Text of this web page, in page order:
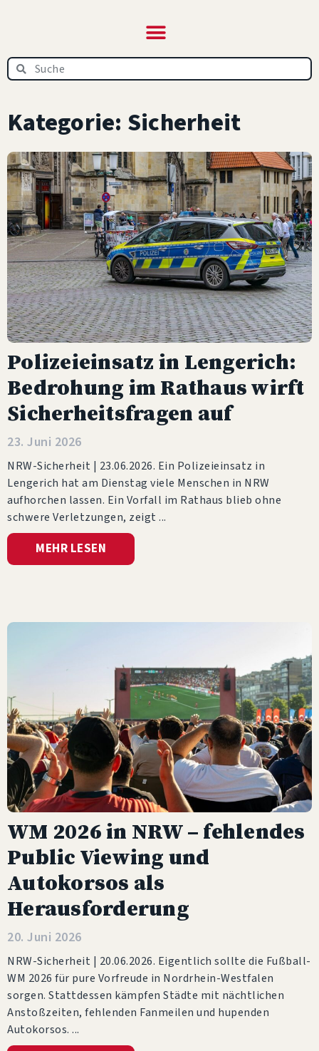
NRW‑News.de – das
Online-Magazin
Kategorie: Sicherheit
Polizeieinsatz in Lengerich:
Bedrohung im Rathaus wirft
Sicherheitsfragen auf
23. Juni 2026
NRW-Sicherheit | 23.06.2026. Ein Polizeieinsatz in
Lengerich hat am Dienstag viele Menschen in NRW
aufhorchen lassen. Ein Vorfall im Rathaus blieb ohne
schwere Verletzungen, zeigt
MEHR LESEN
WM 2026 in NRW – fehlendes
Public Viewing und
Autokorsos als
Herausforderung
20. Juni 2026
NRW-Sicherheit | 20.06.2026. Eigentlich sollte die Fußball-
WM 2026 für pure Vorfreude in Nordrhein-Westfalen
sorgen. Stattdessen kämpfen Städte mit nächtlichen
Anstoßzeiten, fehlenden Fanmeilen und hupenden
Autokorsos.